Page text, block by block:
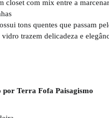
closet com mix entre a
tons quentes que passam
trazem delicadeza e
Terra Fofa Paisagismo